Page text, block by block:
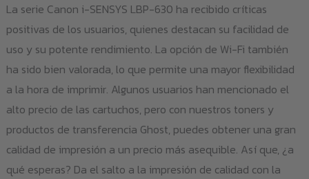
La serie Canon i-SENSYS LBP-630 ha recibido críticas
positivas de los usuarios, quienes destacan su facilidad de
uso y su potente rendimiento. La opción de Wi-Fi también
ha sido bien valorada, lo que permite una mayor flexibilidad
a la hora de imprimir. Algunos usuarios han mencionado el
alto precio de las cartuchos, pero con nuestros toners y
productos de transferencia Ghost, puedes obtener una gran
calidad de impresión a un precio más asequible. Así que, ¿a
qué esperas? Da el salto a la impresión de calidad con la